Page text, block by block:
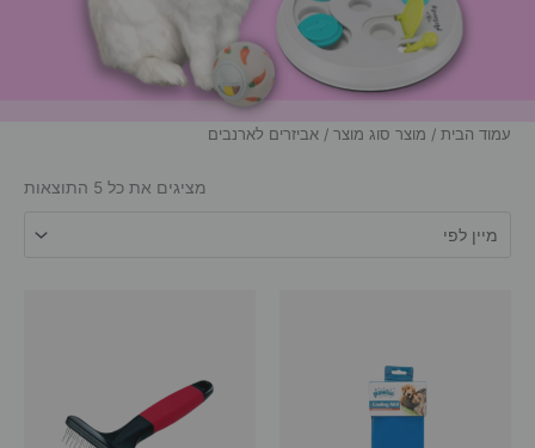
עמוד הבית / מוצר סוג מוצר / אביזרים לארנבים
מציגים את כל ⁦5⁩ התוצאות